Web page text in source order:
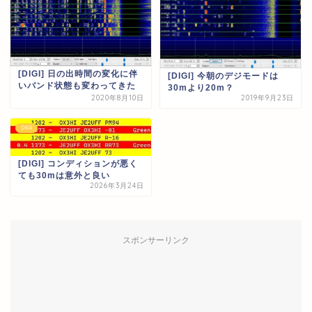
[DIGI] 日の出時間の変化に伴
いバンド状態も変わってきた
2020年8月10日
[DIGI] 今朝のデジモードは
30mより20m？
2019年9月23日
DIGI
[DIGI] コンディションが悪く
ても30mは意外と良い
2026年3月24日
スポンサーリンク